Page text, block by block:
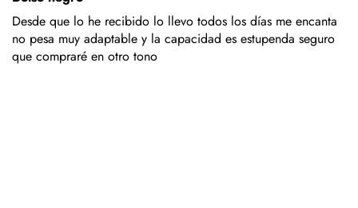
sin centrifugado. Evita mezclar con otras prendas que
puedan dañar el tejido.
Para el planchado, utiliza temperatura media y, si puedes,
Desde que lo he recibido lo llevo todos los días me encanta
no pesa muy adaptable y la capacidad es estupenda seguro
que compraré en otro tono